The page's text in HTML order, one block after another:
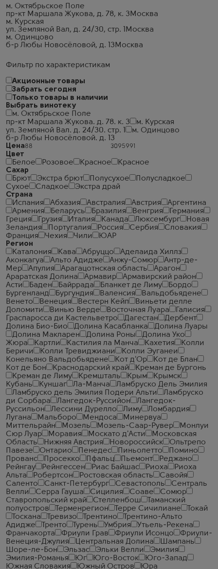
Фильтр по характеристикам
Акционные товары
Забрать сегодня
Только товары в наличии
Выбрать винотеку
м. Октябрьское Поле
пр-кт Маршала Жукова. д. 78. к. 3
м. Курская
ул. Земляной Вал. д. 24/30. стр. 1
м. Одинцово
б-р Любы Новосёловой. д. 13
Цена
Цвет
Белое
Розовое Красное
Красное
Сахар
Брют
Экстра брют Полусухое
Полусладкое
Сухое
Сладкое
Экстра драй
Страна
Испания
Абхазия Австралия Австрия
Аргентина
Армения
Беларусь Бразилия Венгрия
Германия
Греция
Грузия Италия Канада Люксембург
Новая
Зеландия
Португалия Россия Сербия
Словакия
Франция
Чехия Чили
ЮАР
Регион
Каталония
Кава Абруццо
Аделаида Хиллз
Аконкагуа
Альто Адидже Анжу-Сомюр
Антр-де-
Мер
Апулия Арагацотнская область
Арагон
Араратская Долина
Армавир
Армавирский район
Асти
Баден Байррада Бланкет де Лиму
Бордо
Бургенланд
Бургундия Валенсия
Вальдобьядене
Венето
Венеция Вестерн Кейп
Виньети делле
Доломити
Винью Верде Восточная Луара
Галисия
Граспаросса ди Кастельветро
Дагестан
Дербент
Долина Био-Био
Долина Касабланка
Долина Луары
Долина Макларен
Долина Роны
Долина Уко
Жюра
Картли Кастилия ла Манча Кахетия
Колли
Беричи
Колли Тревиджиани
Колли Эуганеи
Конельяно Вальдобьядене
Кот д'Ор
Кот де Блан
Кот де Бон
Краснодарский край
Креман де Бургонь
Креман де Лиму
Кремшталь Крым
Крымск
Кубань
Куншаг Ла-Манча
Ламбруско Дель Эмилия
Ламбруско дель Эмилия Подери Альти
Ламбруско
ди Сорбара
Лангедок-Руссийон
Лангедок-
Руссильон
Лессини Дурелло Лиму
Ломбардия
Лугана
Мальборо Мендоса
Минервуа
Миттельрайн
Мозель Мозель-Саар-Рувер
Монлуи
Сюр Луар
Моравия Москато д'Асти
Московская
Область
Нижняя Австрия Новороссийск
Ольтрепо
Павезе
Онтарио Пенедес Пиньолетто
Помино
Прованс
Просекко Пфальц Пьемонт
Реджано
Рейнгау
Рейнгессен Риас Байшас Риоха
Риоха
Альта
Робертсон Ростовская область
Савойя
Саленто
Санкт-Петербург Севастополь
Сентраль
Велли
Серра Гауша Сицилия Соаве
Сомюр
Ставропольский край
Стелленбош
Таманский
полуостров
Терменрегион Терре Сичилиане
Токай
Тоскана
Тревизо Трентино
Трентино-Альто
Адидже
Тренто Турень Умбрия
Утьель-Рекена
Франчакорта
Фриули Грав Фриули Исонцо
Фриули-
Венеция-Джулия
Центральная Долина
Шампань
Шоре-ле-Бон
Эльзас Эльки Велли
Эмилия
Эмилия-Романья
Юг Юго-Восток
Юго-Запад
Южная Словакия
Южный Остров
Юра
м. Октябрьское Поле
пр-кт Маршала Жукова, д. 78, к. 3 Москва
м. Курская
ул. Земляной Вал, д. 24/30, стр. 1
Москва
м. Одинцово
б-р Любы Новосёловой, д. 13 Москва